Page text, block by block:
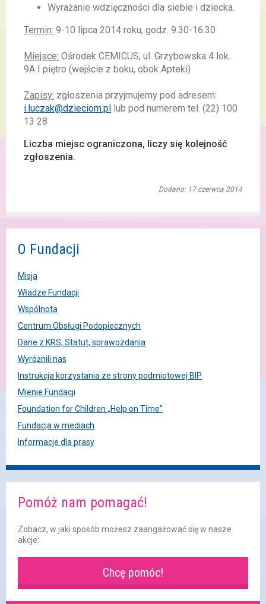
Wyrażanie wdzięczności dla siebie i dziecka.
Termin: 9-10 lipca 2014 roku, godz. 9.30-16.30
Miejsce: Ośrodek CEMICUS, ul. Grzybowska 4 lok.
9A I piętro (wejście z boku, obok Apteki)
Zapisy: zgłoszenia przyjmujemy pod adresem:
i.luczak@dzieciom.pl lub pod numerem tel. (22) 100
13 28
Liczba miejsc ograniczona, liczy się kolejność
zgłoszenia.
Dodano: 17 czerwca 2014
O Fundacji
Misja
Władze Fundacji
Wspólnota
Centrum Obsługi Podopiecznych
Dane z KRS, Statut, sprawozdania
Wyróżnili nas
Instrukcja korzystania ze strony podmiotowej BIP
Mienie Fundacji
Foundation for Children „Help on Time”
Fundacja w mediach
Informacje dla prasy
Pomóż nam pomagać!
Zobacz, w jaki sposób możesz zaangażować się w nasze
akcje:
Chcę pomóc!